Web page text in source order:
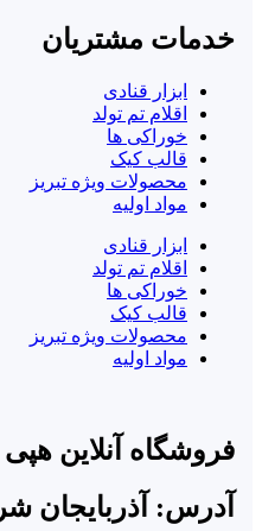
خدمات مشتریان
ابزار قنادی
اقلام تم تولد
خوراکی ها
قالب کیک
محصولات ویژه تبریز
مواد اولیه
ابزار قنادی
اقلام تم تولد
خوراکی ها
قالب کیک
محصولات ویژه تبریز
مواد اولیه
فروشگاه آنلاین هپی
آدرس: آذربایجان